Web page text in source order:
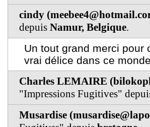
cindy
depuis Namur, Belgique.
Un tout grand merci pour
vrai délice dans ce
Charles LEMAIRE
"Impressions Fugitives"
Musardise